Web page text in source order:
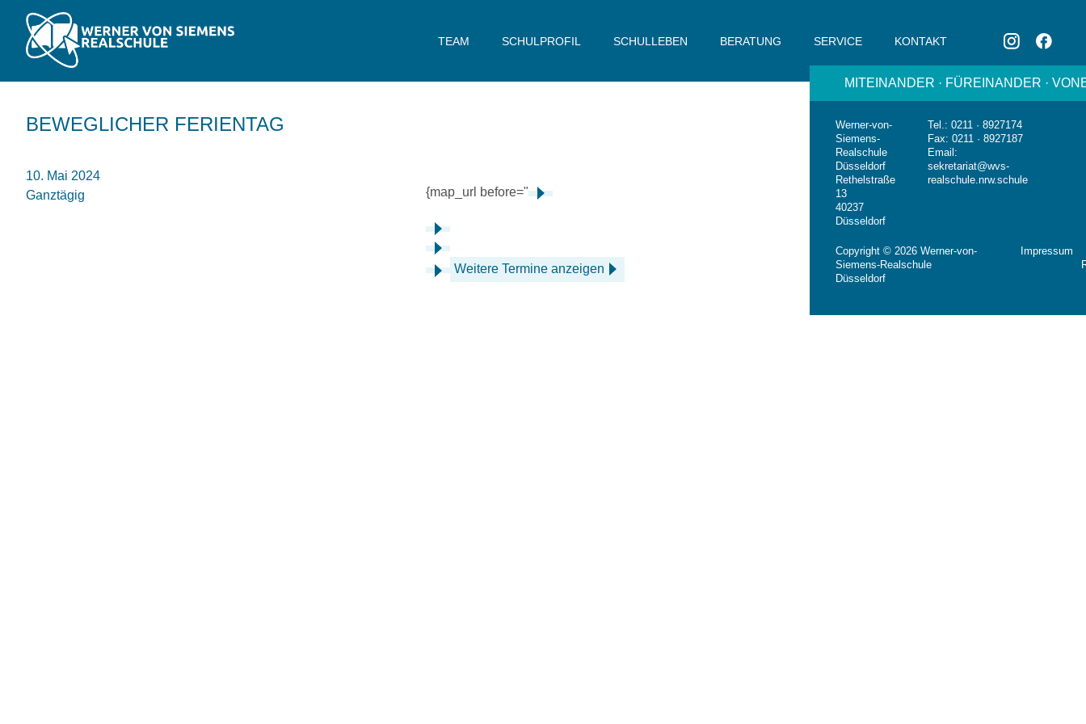
TEAM SCHULPROFIL SCHULLEBEN BERATUNG SERVICE KONTAKT
BEWEGLICHER FERIENTAG
10. Mai 2024
Ganztägig
{map_url before="
Weitere Termine anzeigen
MITEINANDER · FÜREINANDER ·
Werner-von-
Siemens-
Realschule
Düsseldorf
Rethelstraße
13
40237
Düsseldorf
Tel.: 0211 · 8927174
Fax: 0211 · 8927187
Email:
sekretariat@wvs-
realschule.nrw.schule
Copyright © 2026 Werner-von-
Siemens-Realschule
Düsseldorf
Impressum